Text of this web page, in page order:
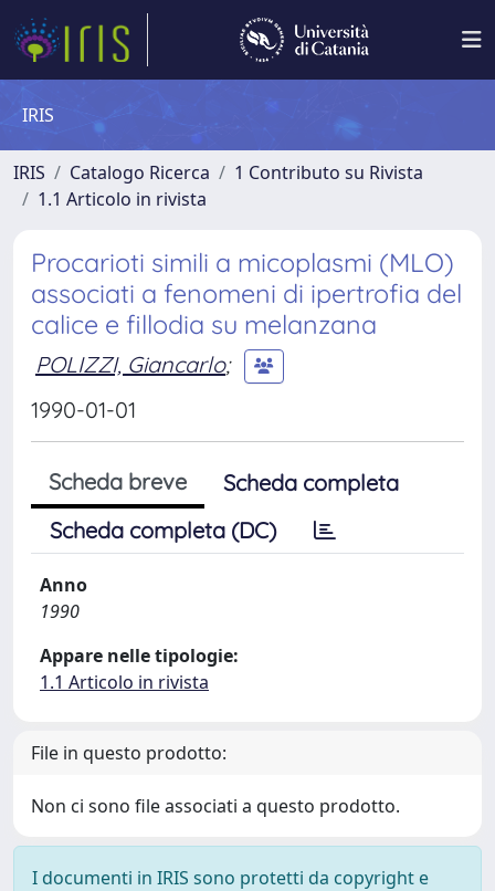
IRIS
IRIS Catalogo Ricerca
1 Contributo su Rivista
1.1 Articolo in rivista
Procarioti simili a micoplasmi (MLO)
associati a fenomeni di ipertrofia del
calice e fillodia su melanzana
POLIZZI, Giancarlo;
1990-01-01
Scheda breve
Scheda completa
Scheda completa (DC)
Anno
1990
Appare nelle tipologie:
1.1 Articolo in rivista
File in questo prodotto:
Non ci sono file associati a questo prodotto.
I documenti in IRIS sono protetti da copyright e